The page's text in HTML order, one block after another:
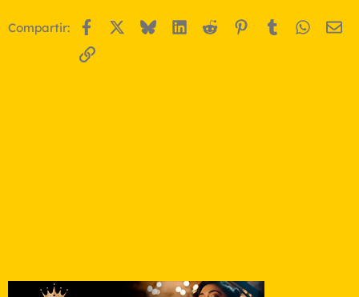
Compartir: Facebook BlueskyLinkedIn
Reddit Pinterest
Tumblr
Enlace